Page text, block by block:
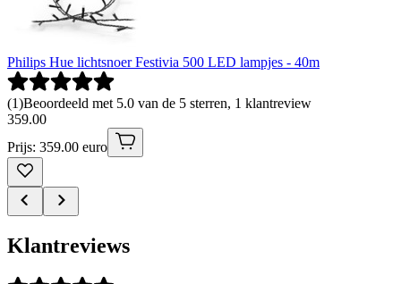
Philips Hue lichtsnoer Festivia 500 LED lampjes - 40m
(1)Beoordeeld met 5.0 van de 5 sterren, 1 klantreview
359.00
Prijs: 359.00 euro
Klantreviews